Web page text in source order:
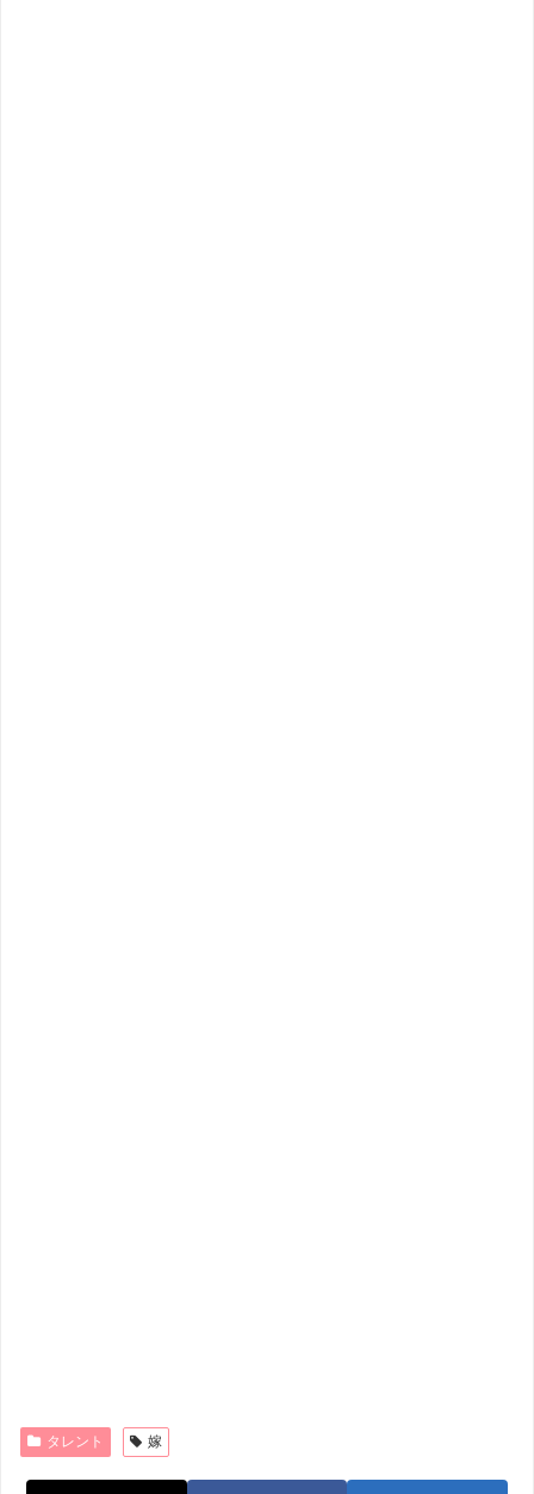
タレント 嫁